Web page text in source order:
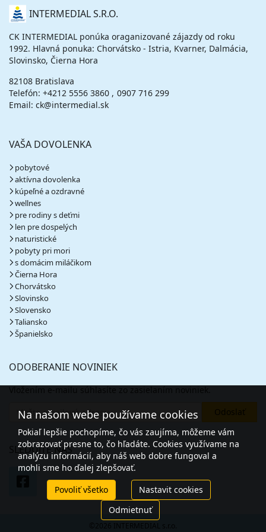
vypočítať cenu
29.09. - 04.10.26 utorok - nedeľa
polpenzia vlastná
vypočítať cenu
03.10. - 10.10.26 sobota - sobota
04.10. - 09.10.26
polpenzia vlastná
09.10. - 14.10.26
polpenzia
polpenzia vlastná
539 €
vypočítať cenu
14.10. - 19.10.26 streda - pondelok
polpenzia vlastná
vypočítať cenu
17.10. - 24.10.26 sobota - sobota
O
NÁS INTERMEDIAL S.R.O.
CK INTERMEDIAL ponúka oraganizované zájazdy od roku
1992. Hlavná ponuka: Chorvátsko - Istria, Kvarner, Dalmácia,
Slovinsko, Čierna Hora
82108 Bratislava
Telefón: +4212 5556 3860
0907 716 299
Email: ck@intermedial.sk
VAŠA DOVOLENKA
pobytové
aktívna dovolenka
kúpeľné a ozdravné
wellnes
pre rodiny s deťmi
len pre dospelých
naturistické
pobyty pri mori
s domácim miláčikom
Čierna Hora
Chorvátsko
Slovinsko
Slovensko
Taliansko
Španielsko
ODOBERANIE NOVINIEK
SLEDUJTE NÁS
©2026 INTERMEDIAL s.r.o.
Na našom webe používame cookies
Pokiaľ lepšie pochopíme, čo vás zaujíma, môžeme vám
zobrazovať presne to, čo hľadáte. Cookies využívame na
analýzu informácií, aby náš web dobre fungoval a
mohli sme ho ďalej zlepšovať.
Povoliť všetko
Nastavit cookies
Odmietnuť